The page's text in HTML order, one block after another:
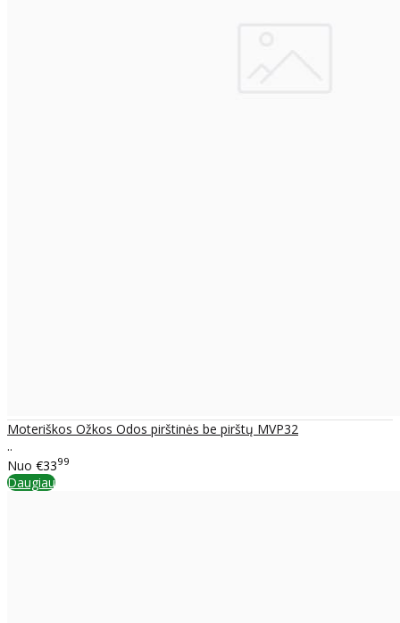
Moteriškos Ožkos Odos pirštinės be pirštų MVP32
..
Nuo €3399
Daugiau